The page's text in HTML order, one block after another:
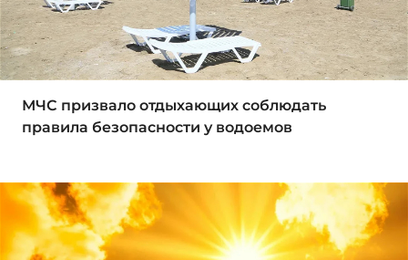
МЧС призвало отдыхающих соблюдать
правила безопасности у водоемов